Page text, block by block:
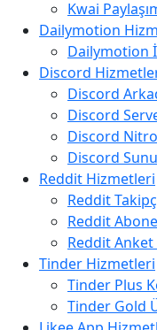
Kwai
Dailymotion
Dailymotion
Discord
Discord
Discord
Discord Nitro
Discord
Reddit Hizmetleri
Reddit
Reddit
Reddit Anket
Tinder Hizmetleri
Tinder Plus
Tinder Gold